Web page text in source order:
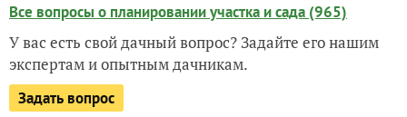
Все вопросы о планировании участка и сада (965)
У вас есть свой дачный вопрос? Задайте его нашим
экспертам и опытным дачникам.
Задать вопрос